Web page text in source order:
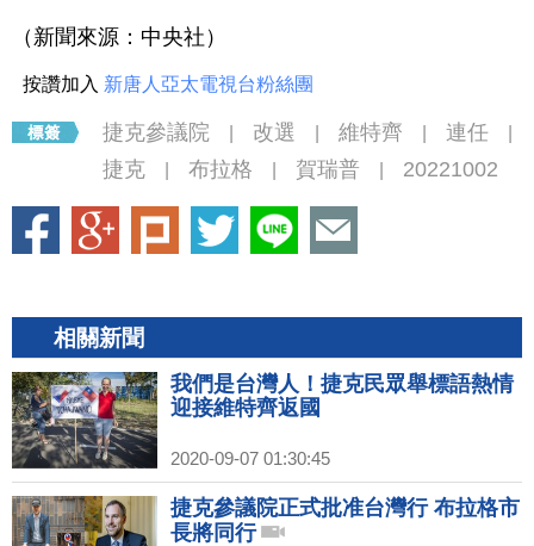
（新聞來源：中央社）
按讚加入 新唐人亞太電視台粉絲團
捷克參議院 改選 維特齊 連任
捷克 布拉格 賀瑞普 20221002
相關新聞
我們是台灣人！捷克民眾舉標語熱情
迎接維特齊返國
2020-09-07 01:30:45
捷克參議院正式批准台灣行 布拉格市
長將同行